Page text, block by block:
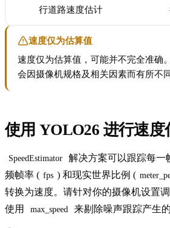
行道路速度估计
速度仅为估算值
速度仅为估算值，可能并不完全准确
会因摄像机规格及相关因素而有所不同
使用 YOLO26 进行速度
SpeedEstimator
解决方案可以跟踪每一
频帧率 ( fps ) 和现实世界比例 (
转换为速度。请针对你的摄像机设置
使用
max_speed 来剔除噪声跟踪产生的